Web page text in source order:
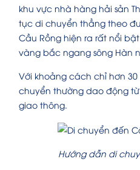
khu vực nhà hàng hải sản
tục di chuyển thẳng theo
Cầu Rồng hiện ra rất nổi
vàng bắc ngang sông Hàn
Với khoảng cách chỉ hơn
chuyển thường dao động
giao thông.
Hướng dẫn di